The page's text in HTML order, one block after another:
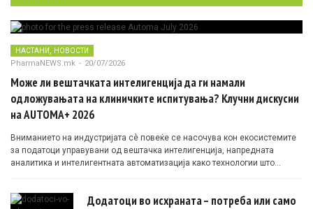
НАСТАНИ, НОВОСТИ
PharmaNEWS.mk - 20/07/2026
Може ли вештачката интелигенција да ги намали
одложувањата на клиничките испитувања? Клучни дискусии
на AUTOMA+ 2026
Вниманието на индустријата сè повеќе се насочува кон екосистемите
за податоци управувани од вештачка интелигенција, напредната
аналитика и интелигентната автоматизација како технологии што
Додатоци во исхраната – потреба или само